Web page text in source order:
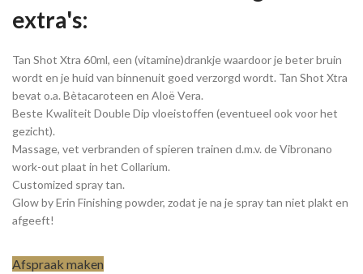
extra's:
Tan Shot Xtra 60ml, een (vitamine)drankje waardoor je beter bruin
wordt en je huid van binnenuit goed verzorgd wordt. Tan Shot Xtra
bevat o.a. Bètacaroteen en Aloë Vera.
Beste Kwaliteit Double Dip vloeistoffen (eventueel ook voor het
gezicht).
Massage, vet verbranden of spieren trainen d.m.v. de Vibronano
work-out plaat in het Collarium.
Customized spray tan.
Glow by Erin Finishing powder, zodat je na je spray tan niet plakt en
afgeeft!
Afspraak maken